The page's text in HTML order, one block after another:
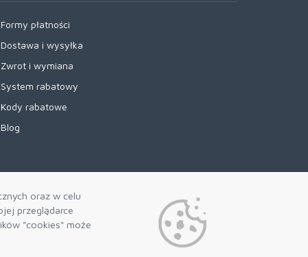
oraz w celu
przeglądarce
"cookies" może
Formy płatności
Dostawa i wysyłka
Zwrot i wymiana
System rabatowy
Kody rabatowe
Blog